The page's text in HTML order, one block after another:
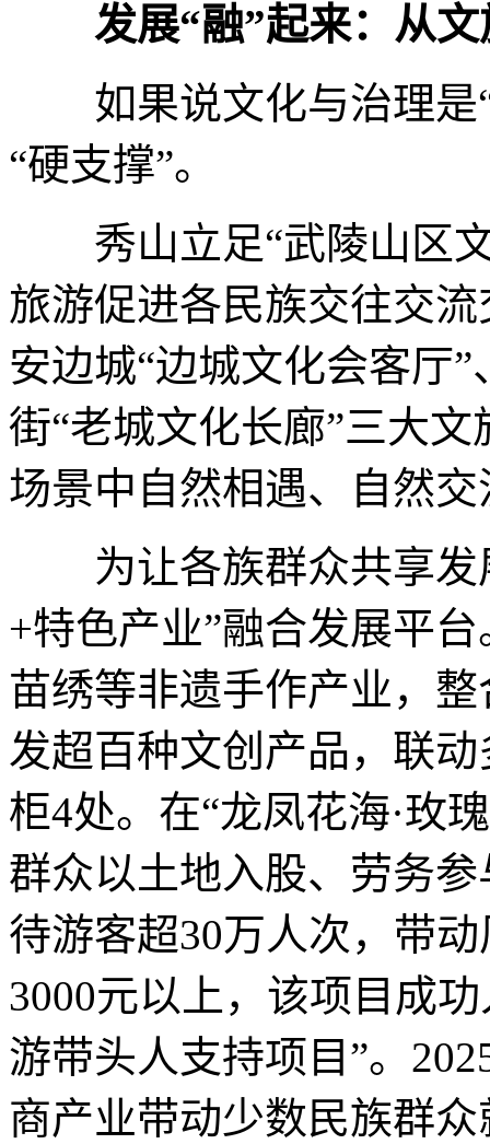
发展“融”起来：从文
如果说文化与治理是“
“硬支撑”。
秀山立足“武陵山区文
旅游促进各民族交往交
安边城“边城文化会客厅
街“老城文化长廊”三大
场景中自然相遇、自然交
为让各族群众共享发
+特色产业”融合发展平
苗绣等非遗手作产业，
发超百种文创产品，联
柜4处。在“龙凤花海·玫
群众以土地入股、劳务
待游客超30万人次，带
3000元以上，该项目成
游带头人支持项目”。
商产业带动少数民族群